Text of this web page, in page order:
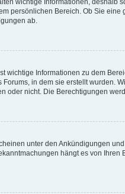
wichtige Informationen, deshalb
persönlichen Bereich. Ob Sie
ab.
wichtige Informationen zu dem
in dem sie erstellt wurden.
oder nicht. Die Berechtigungen
unter den Ankündigungen
hängt es von